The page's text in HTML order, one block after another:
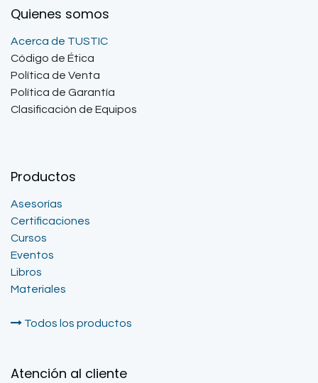
Quienes somos
Acerca de TUSTIC
Código de Ética
Política de Venta
Política de Garantía
Clasificación de Equipos
Productos
Asesorías
Certificaciones
Cursos
Eventos
Libros
Materiales
Todos los productos
Atención al cliente